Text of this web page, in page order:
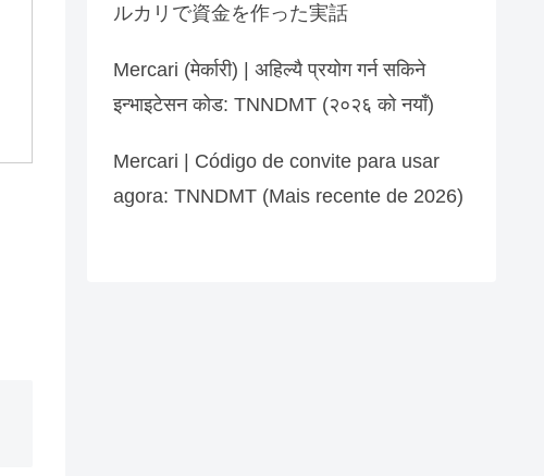
ルカリで資金を作った実話
Mercari (मेर्कारी) | अहिल्यै प्रयोग गर्न सकिने
इन्भाइटेसन कोड: TNNDMT (२०२६ को नयाँ)
Mercari | Código de convite para usar
agora: TNNDMT (Mais recente de 2026)